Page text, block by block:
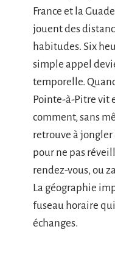
France et la
jouent des
habitudes. Six
simple appel
temporelle.
Pointe-à-Pitre vit
comment, sans
retrouve à jongler
pour ne pas
rendez-vous, ou
La géographie
fuseau horaire
échanges.